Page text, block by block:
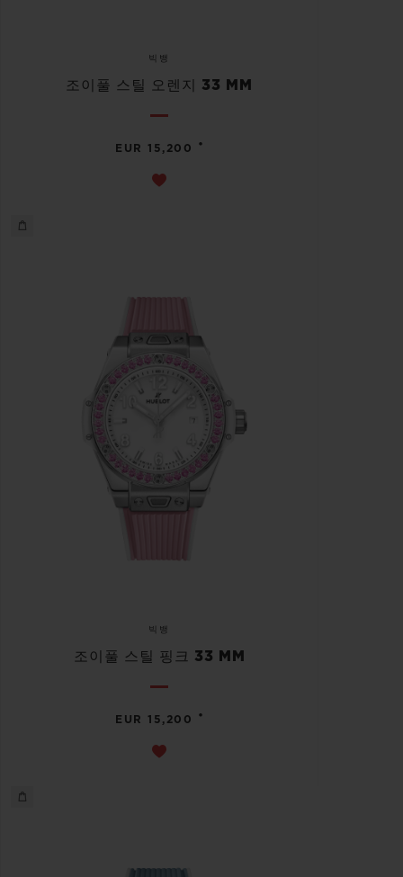
빅뱅
조이풀 스틸 오렌지 33 MM
EUR 15,200 •
빅뱅
조이풀 스틸 핑크 33 MM
EUR 15,200 •